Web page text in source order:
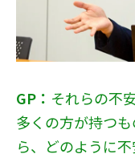
GP： それらの不
多くの方が持つ
ら、どのように